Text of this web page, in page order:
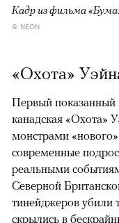
Кадр из фильма
© NEON
«Охота»
Первый
канадская «Охота»
монстрами
современные
реальными
Северной
тинейджеров убили
скрылись в